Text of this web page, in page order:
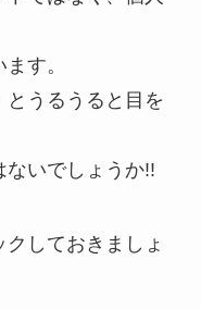
す。
うるうると目を
いでしょうか!!
しておきましょ